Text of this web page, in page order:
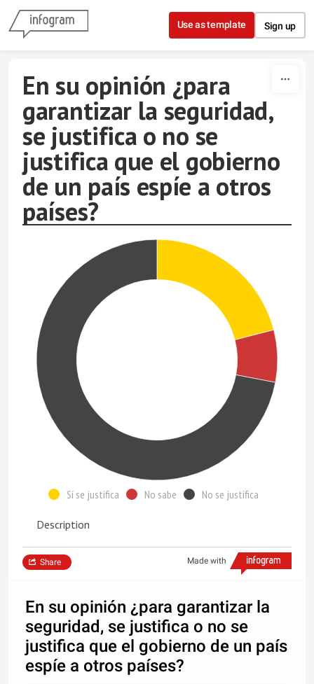
Skip to content
Use as template Sign up
En su opinión ¿para
garantizar la seguridad,
se justifica o no se
justifica que el gobierno
de un país espíe a otros
países?
Sí se justifica No sabe No se justifica
Description
Made with
Share
En su opinión ¿para garantizar la
seguridad, se justifica o no se
justifica que el gobierno de un país
espíe a otros países?